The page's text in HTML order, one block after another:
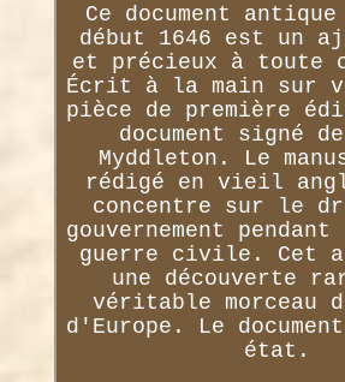
Ce document
début 1646 est un
et précieux à toute
Écrit à la main sur
pièce de première
document signé de
Myddleton. Le
rédigé en vieil
concentre sur le
gouvernement
guerre civile. Cet
une découverte
véritable morceau
d'Europe. Le
état.